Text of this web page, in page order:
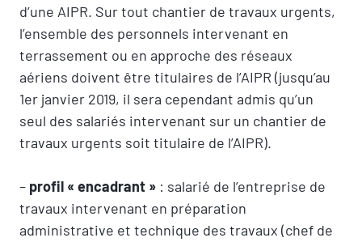
d’une AIPR. Sur tout chantier de travaux urgents,
l’ensemble des personnels intervenant en
terrassement ou en approche des réseaux
aériens doivent être titulaires de l’AIPR (jusqu’au
1er janvier 2019, il sera cependant admis qu’un
seul des salariés intervenant sur un chantier de
travaux urgents soit titulaire de l’AIPR).
– profil « encadrant » : salarié de l’entreprise de
travaux intervenant en préparation
administrative et technique des travaux (chef de